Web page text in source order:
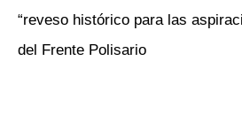
“reveso histórico para las
del Frente Polisario